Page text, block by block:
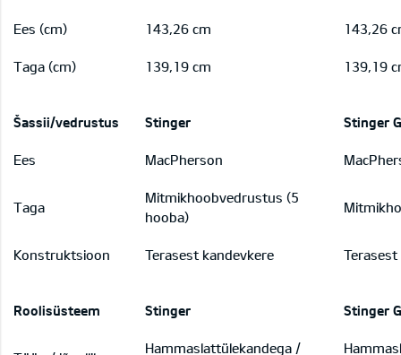
Ees (cm) 143,26 cm 143,26
Taga (cm) 139,19 cm 139,19
Šassii/vedrustus Stinger Stinger
Ees MacPherson
Taga
Mitmikhoobvedrustus (5
hooba)
Konstruktsioon Terasest kandevkere
Roolisüsteem Stinger Stinger
Hammaslattülekandega /